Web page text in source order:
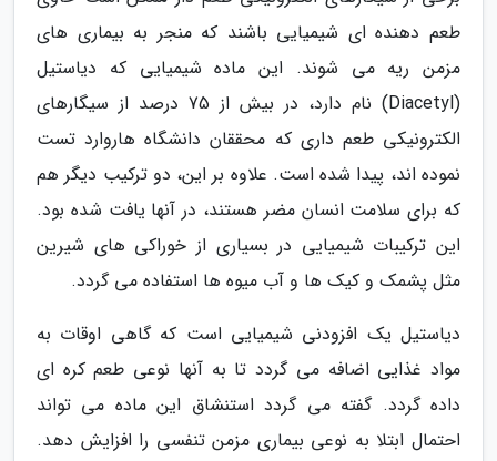
طعم دهنده ای شیمیایی باشند که منجر به بیماری های
مزمن ریه می شوند. این ماده شیمیایی که دیاستیل
(Diacetyl) نام دارد، در بیش از 75 درصد از سیگارهای
الکترونیکی طعم داری که محققان دانشگاه هاروارد تست
نموده اند، پیدا شده است. علاوه بر این، دو ترکیب دیگر هم
که برای سلامت انسان مضر هستند، در آنها یافت شده بود.
این ترکیبات شیمیایی در بسیاری از خوراکی های شیرین
مثل پشمک و کیک ها و آب میوه ها استفاده می گردد.
دیاستیل یک افزودنی شیمیایی است که گاهی اوقات به
مواد غذایی اضافه می گردد تا به آنها نوعی طعم کره ای
داده گردد. گفته می گردد استنشاق این ماده می تواند
احتمال ابتلا به نوعی بیماری مزمن تنفسی را افزایش دهد.